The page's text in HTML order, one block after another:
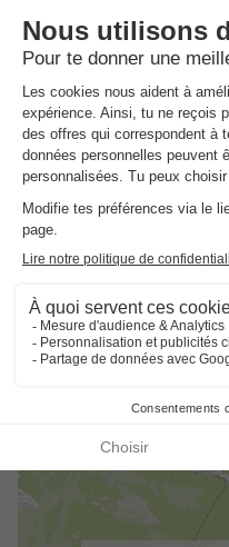
animations pour les 4-10
structure gonflable. Les
jeux et organisés des
adultes pourront s'exercer
et multisport avant de se
soirées organisées.
Pour agrémenter votre
un snack et un dépôt de
partagez tous les paysages
connectant à la wifi du